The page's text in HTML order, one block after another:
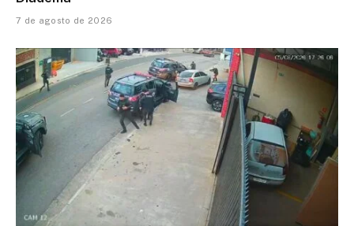
7 de agosto de 2026